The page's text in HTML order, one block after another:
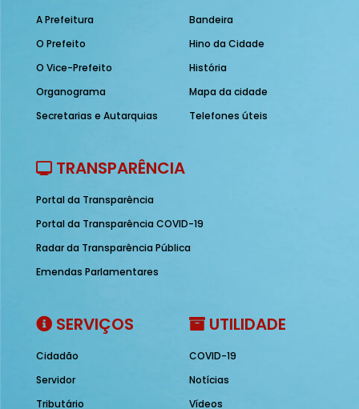
A Prefeitura
O Prefeito
O Vice-Prefeito
Organograma
Secretarias e Autarquias
Bandeira
Hino da Cidade
História
Mapa da cidade
Telefones úteis
TRANSPARÊNCIA
Portal da Transparência
Portal da Transparência COVID-19
Radar da Transparência Pública
Emendas Parlamentares
SERVIÇOS
Cidadão
Servidor
Tributário
UTILIDADE
COVID-19
Notícias
Vídeos